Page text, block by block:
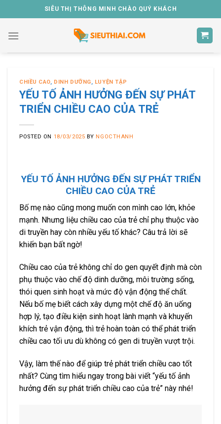
to
content
SIÊU THỊ THÔNG MINH CHÀO QUÝ KHÁCH
CHIỀU CAO, DINH DƯỠNG, LUYỆN TẬP
YẾU TỐ ẢNH HƯỞNG ĐẾN SỰ PHÁT
TRIỂN CHIỀU CAO CỦA TRẺ
POSTED ON 18/03/2025 BY NGOCTHANH
YẾU TỐ ẢNH HƯỞNG ĐẾN SỰ PHÁT TRIỂN
CHIỀU CAO CỦA TRẺ
Bố mẹ nào cũng mong muốn con mình cao lớn, khỏe
mạnh. Nhưng liệu chiều cao của trẻ chỉ phụ thuộc vào
di truyền hay còn nhiều yếu tố khác? Câu trả lời sẽ
khiến bạn bất ngờ!
Chiều cao của trẻ không chỉ do gen quyết định mà còn
phụ thuộc vào chế độ dinh dưỡng, môi trường sống,
thói quen sinh hoạt và mức độ vận động thể chất.
Nếu bố mẹ biết cách xây dựng một chế độ ăn uống
hợp lý, tạo điều kiện sinh hoạt lành mạnh và khuyến
khích trẻ vận động, thì trẻ hoàn toàn có thể phát triển
chiều cao tối ưu dù không có gen di truyền vượt trội.
Vậy, làm thế nào để giúp trẻ phát triển chiều cao tốt
nhất? Cùng tìm hiểu ngay trong bài viết “yếu tố ảnh
hưởng đến sự phát triển chiều cao của trẻ” này nhé!